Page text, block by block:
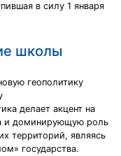
в силу 1 января
школы
геополитику
делает акцент на
и доминирующую роль
территорий, являясь
государства.